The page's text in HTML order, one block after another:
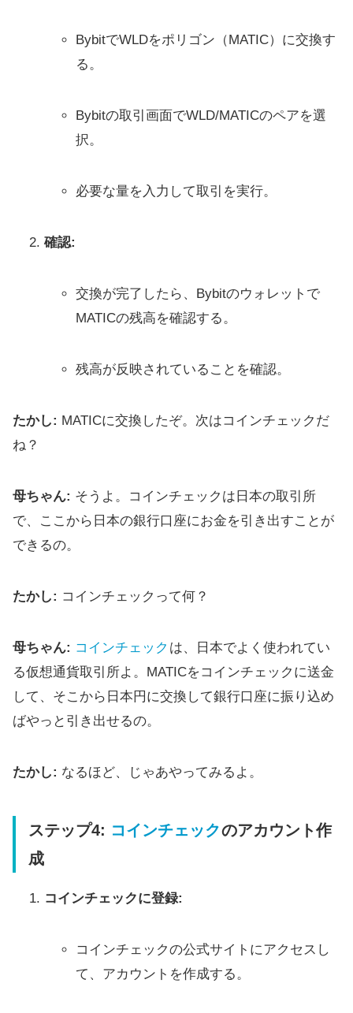
BybitでWLDをポリゴン（MATIC）に交換す
る。
Bybitの取引画面でWLD/MATICのペアを選
択。
必要な量を入力して取引を実行。
確認:
交換が完了したら、Bybitのウォレットで
MATICの残高を確認する。
残高が反映されていることを確認。
たかし: MATICに交換したぞ。次はコインチェックだ
ね？
母ちゃん: そうよ。コインチェックは日本の取引所
で、ここから日本の銀行口座にお金を引き出すことが
できるの。
たかし: コインチェックって何？
母ちゃん: コインチェック は、日本でよく使われてい
る仮想通貨取引所よ。MATICをコインチェックに送金
して、そこから日本円に交換して銀行口座に振り込め
ばやっと引き出せるの。
たかし: なるほど、じゃあやってみるよ。
ステップ4: コインチェックのアカウント作
成
コインチェックに登録:
コインチェックの公式サイトにアクセスし
て、アカウントを作成する。